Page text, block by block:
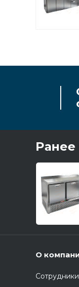
О
Сотрудники